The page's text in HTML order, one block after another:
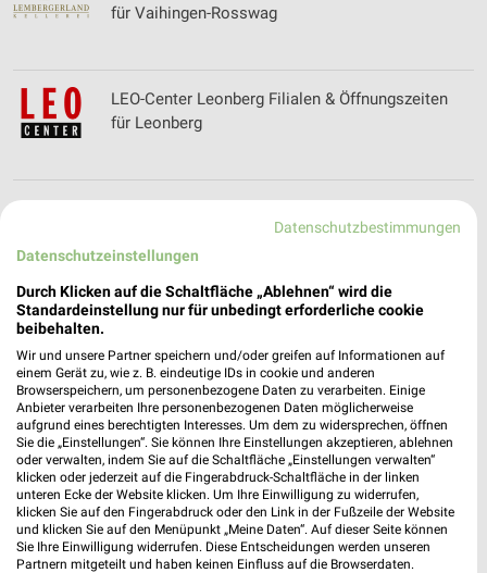
für Vaihingen-Rosswag
LEO-Center Leonberg Filialen & Öffnungszeiten
für Leonberg
Lidl Prospekt und aktuelle Angebote für Calw
Lieblingswelt Prospekte & Aktionen
Lifetex Wohnteppichservice Filialen &
Öffnungszeiten für Gerlingen
Datenschutzbestimmungen
Datenschutzeinstellungen
Durch Klicken auf die Schaltfläche „Ablehnen“ wird die
Standardeinstellung nur für unbedingt erforderliche cookie
beibehalten.
Wir und unsere Partner speichern und/oder greifen auf Informationen auf
einem Gerät zu, wie z. B. eindeutige IDs in cookie und anderen
Browserspeichern, um personenbezogene Daten zu verarbeiten. Einige
Anbieter verarbeiten Ihre personenbezogenen Daten möglicherweise
aufgrund eines berechtigten Interesses. Um dem zu widersprechen, öffnen
Sie die „Einstellungen“. Sie können Ihre Einstellungen akzeptieren, ablehnen
oder verwalten, indem Sie auf die Schaltfläche „Einstellungen verwalten“
klicken oder jederzeit auf die Fingerabdruck-Schaltfläche in der linken
unteren Ecke der Website klicken. Um Ihre Einwilligung zu widerrufen,
klicken Sie auf den Fingerabdruck oder den Link in der Fußzeile der Website
und klicken Sie auf den Menüpunkt „Meine Daten“. Auf dieser Seite können
Sie Ihre Einwilligung widerrufen. Diese Entscheidungen werden unseren
Partnern mitgeteilt und haben keinen Einfluss auf die Browserdaten.